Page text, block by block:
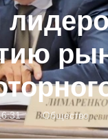
Общество